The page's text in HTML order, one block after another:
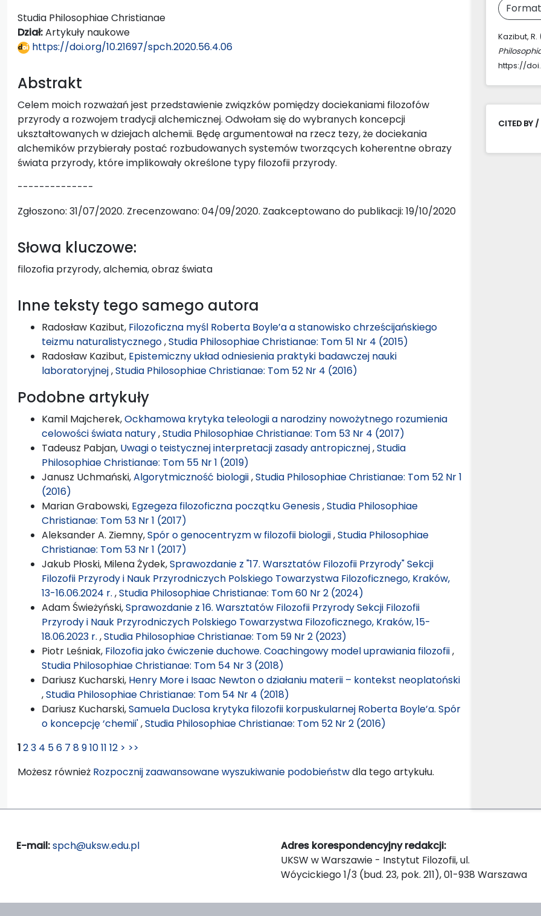
Studia Philosophiae Christianae
Dział:Artykuły naukowe
https://doi.org/10.21697/spch.2020.56.4.06
Abstrakt
Celem moich rozważań jest przedstawienie związków pomiędzy dociekaniami filozofów
przyrody a rozwojem tradycji alchemicznej. Odwołam się do wybranych koncepcji
ukształtowanych w dziejach alchemii. Będę argumentował na rzecz tezy, że dociekania
alchemików przybierały postać rozbudowanych systemów tworzących koherentne obrazy
świata przyrody, które implikowały określone typy filozofii przyrody.
--------------
Zgłoszono: 31/07/2020. Zrecenzowano: 04/09/2020. Zaakceptowano do publikacji: 19/10/2020
Słowa kluczowe:
filozofia przyrody, alchemia, obraz świata
Inne teksty tego samego autora
Radosław Kazibut, Filozoficzna myśl Roberta Boyle’a a stanowisko chrześcijańskiego
teizmu naturalistycznego,Studia Philosophiae Christianae: Tom 51 Nr 4 (2015)
Radosław Kazibut, Epistemiczny układ odniesienia praktyki badawczej nauki
laboratoryjnej,Studia Philosophiae Christianae: Tom 52 Nr 4 (2016)
Podobne artykuły
Kamil Majcherek,Ockhamowa krytyka teleologii a narodziny nowożytnego rozumienia
celowości świata natury,Studia Philosophiae Christianae: Tom 53 Nr 4 (2017)
Tadeusz Pabjan, Uwagi o teistycznej interpretacji zasady antropicznej,Studia
Philosophiae Christianae: Tom 55 Nr 1 (2019)
Janusz Uchmański,Algorytmiczność biologii,Studia Philosophiae Christianae: Tom 52 Nr 1
(2016)
Marian Grabowski, Egzegeza filozoficzna początku Genesis,Studia Philosophiae
Christianae: Tom 53 Nr 1 (2017)
Aleksander A. Ziemny,Spór o genocentryzm w filozofii biologii,Studia Philosophiae
Christianae: Tom 53 Nr 1 (2017)
Jakub Płoski, Milena Żydek,Sprawozdanie z "17. Warsztatów Filozofii Przyrody" Sekcji
Filozofii Przyrody i Nauk Przyrodniczych Polskiego Towarzystwa Filozoficznego, Kraków,
13-16.06.2024 r. ,Studia Philosophiae Christianae: Tom 60 Nr 2 (2024)
Adam Świeżyński,Sprawozdanie z 16. Warsztatów Filozofii Przyrody Sekcji Filozofii
Przyrody i Nauk Przyrodniczych Polskiego Towarzystwa Filozoficznego, Kraków, 15-
18.06.2023 r. ,Studia Philosophiae Christianae: Tom 59 Nr 2 (2023)
Piotr Leśniak, Filozofia jako ćwiczenie duchowe. Coachingowy model uprawiania filozofii,
Studia Philosophiae Christianae: Tom 54 Nr 3 (2018)
Dariusz Kucharski, Henry More i Isaac Newton o działaniu materii – kontekst neoplatoński
,Studia Philosophiae Christianae: Tom 54 Nr 4 (2018)
Dariusz Kucharski,Samuela Duclosa krytyka filozofii korpuskularnej Roberta Boyle’a. Spór
o koncepcję ‘chemii',Studia Philosophiae Christianae: Tom 52 Nr 2 (2016)
123 4 56 7 891011 12 > >>
Możesz również Rozpocznij zaawansowane wyszukiwanie podobieństwdla tego artykułu.
Kazibut,
https://
CITED BY /
E-mail:spch@uksw.edu.pl
Adres korespondencyjny redakcji:
UKSW w Warszawie - Instytut Filozofii, ul.
Wóycickiego 1/3 (bud. 23, pok. 211), 01-938 Warszawa